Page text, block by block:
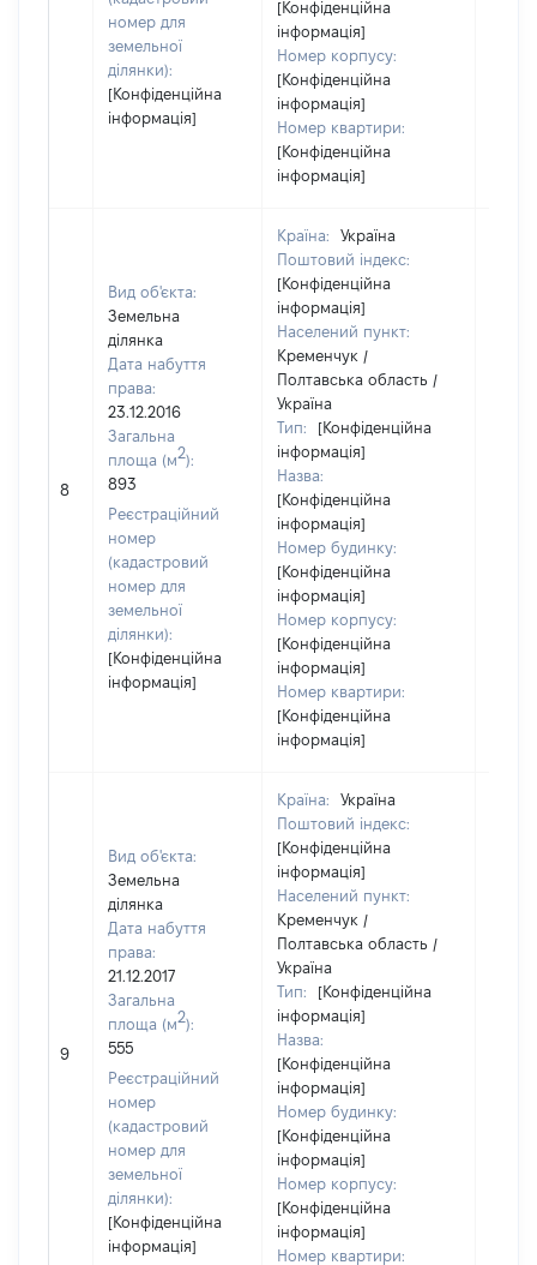
номер для
земельної
ділянки):
[Конфіденційна
інформація]
[Конфіденційна
інформація]
Номер корпусу:
[Конфіденційна
інформація]
Номер квартири:
[Конфіденційна
інформація]
8
Вид об'єкта:
Земельна
ділянка
Дата набуття
права:
23.12.2016
Загальна
площа (м2):
893
Реєстраційний
номер
(кадастровий
номер для
земельної
ділянки):
[Конфіденційна
інформація]
Країна:
Україна
Поштовий індекс:
[Конфіденційна
інформація]
Населений пункт:
Кременчук /
Полтавська область /
Україна
Тип:
[Конфіденційна
інформація]
Назва:
[Конфіденційна
інформація]
Номер будинку:
[Конфіденційна
інформація]
Номер корпусу:
[Конфіденційна
інформація]
Номер квартири:
[Конфіденційна
інформація]
9
Вид об'єкта:
Земельна
ділянка
Дата набуття
права:
21.12.2017
Загальна
площа (м2):
555
Реєстраційний
номер
(кадастровий
номер для
земельної
ділянки):
[Конфіденційна
інформація]
Країна:
Україна
Поштовий індекс:
[Конфіденційна
інформація]
Населений пункт:
Кременчук /
Полтавська область /
Україна
Тип:
[Конфіденційна
інформація]
Назва:
[Конфіденційна
інформація]
Номер будинку:
[Конфіденційна
інформація]
Номер корпусу:
[Конфіденційна
інформація]
Номер квартири: